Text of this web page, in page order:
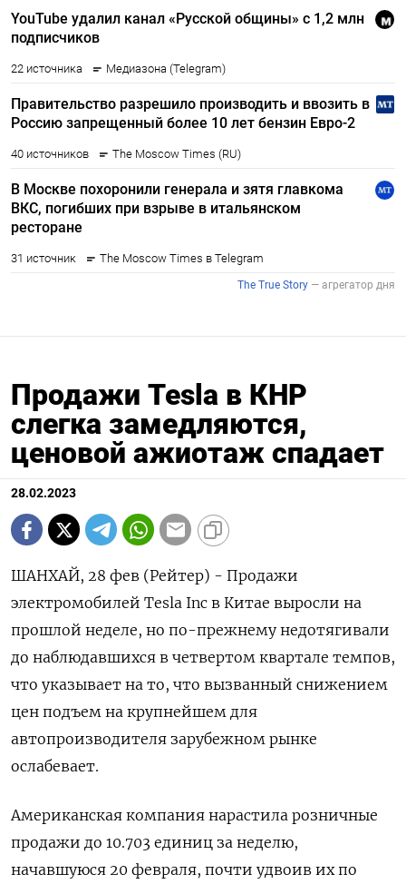
Продажи Tesla в КНР
слегка замедляются,
ценовой ажиотаж спадает
28.02.2023
ШАНХАЙ, 28 фев (Рейтер) - Продажи
электромобилей Tesla Inc в Китае выросли на
прошлой неделе, но по-прежнему недотягивали
до наблюдавшихся в четвертом квартале темпов,
что указывает на то, что вызванный снижением
цен подъем на крупнейшем для
автопроизводителя зарубежном рынке
ослабевает.
Американская компания нарастила розничные
продажи до 10.703 единиц за неделю,
начавшуюся 20 февраля, почти удвоив их по